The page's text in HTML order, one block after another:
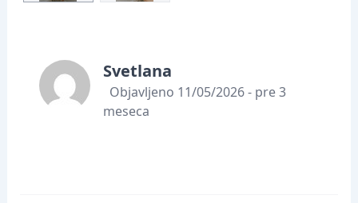
Svetlana
Objavljeno 11/05/2026 - pre 3
meseca